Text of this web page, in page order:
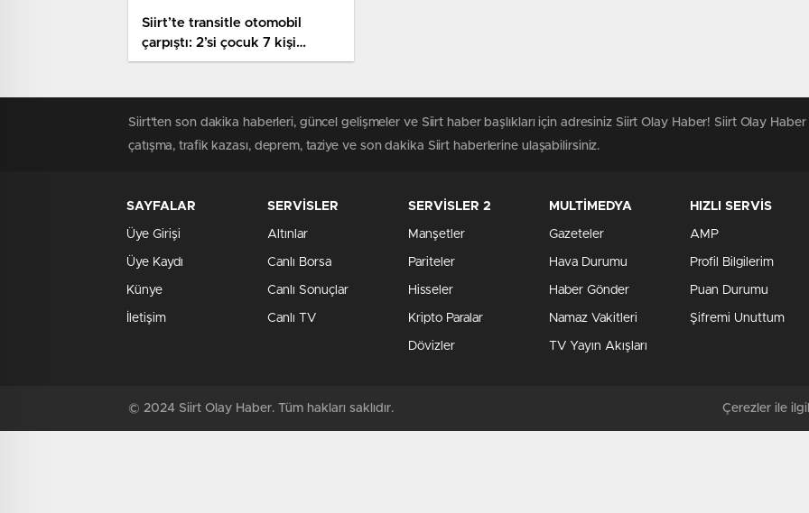
Siirt’te transitle otomobil
çarpıştı: 2’si çocuk 7 kişi
yaralandı
Siirt'ten son dakika haberleri, güncel gelişmeler ve Siirt haber başlıkları için adresiniz Siirt Olay Haber! Siirt Olay
çatışma, trafik kazası, deprem, taziye ve son dakika Siirt haberlerine ulaşabilirsiniz.
SAYFALAR
Üye Girişi
Üye Kaydı
Künye
İletişim
SERVİSLER
Altınlar
Canlı Borsa
Canlı Sonuçlar
Canlı TV
SERVİSLER 2
Manşetler
Pariteler
Hisseler
Kripto Paralar
Dövizler
MULTİMEDYA
Gazeteler
Hava Durumu
Haber Gönder
Namaz Vakitleri
TV Yayın Akışları
HIZLI SERVİS
AMP
Profil Bilgilerim
Puan Durumu
Şifremi Unuttum
© 2024 Siirt Olay Haber. Tüm hakları saklıdır. Çerezler ile